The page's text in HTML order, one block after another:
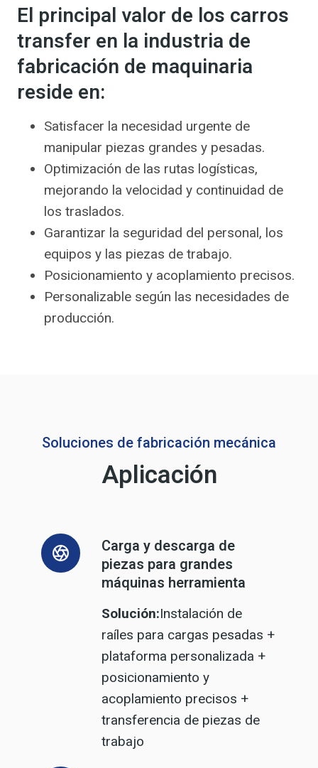
El principal valor de los carros
transfer en la industria de
fabricación de maquinaria
reside en:
Satisfacer la necesidad urgente de
manipular piezas grandes y pesadas.
Optimización de las rutas logísticas,
mejorando la velocidad y continuidad de
los traslados.
Garantizar la seguridad del personal, los
equipos y las piezas de trabajo.
Posicionamiento y acoplamiento precisos.
Personalizable según las necesidades de
producción.
Soluciones de fabricación mecánica
Aplicación
Carga y descarga de
piezas para grandes
máquinas herramienta
Solución:Instalación de
raíles para cargas pesadas +
plataforma personalizada +
posicionamiento y
acoplamiento precisos +
transferencia de piezas de
trabajo